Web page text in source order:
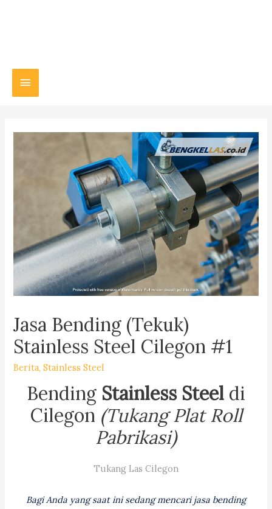
Main
Jasa Bending (Tekuk)
Stainless Steel Cilegon #1
Berita,Stainless Steel
Bending Stainless Steel di
Cilegon (Tukang Plat Roll
Pabrikasi)
Tukang Las Cilegon
Bagi Anda yang saat ini sedang mencari jasa bending